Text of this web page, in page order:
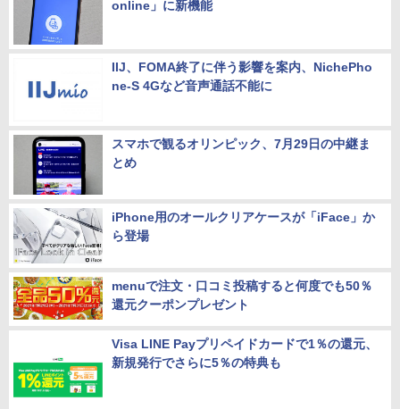
online」に新機能
IIJ、FOMA終了に伴う影響を案内、NichePho
ne-S 4Gなど音声通話不能に
スマホで観るオリンピック、7月29日の中継ま
とめ
iPhone用のオールクリアケースが「iFace」か
ら登場
menuで注文・口コミ投稿すると何度でも50％
還元クーポンプレゼント
Visa LINE Payプリペイドカードで1％の還元、
新規発行でさらに5％の特典も